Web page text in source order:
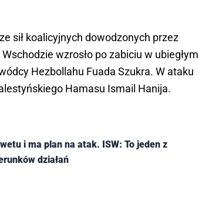
sił koalicyjnych dowodzonych przez
wzrosło po zabiciu w ubiegłym
Hezbollahu Fuada Szukra. W ataku
Hamasu Ismail Hanija.
i ma plan na atak. ISW: To jeden z
działań